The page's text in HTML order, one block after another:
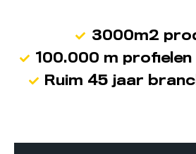
3000m2
100.000 m
Ruim 45 jaar